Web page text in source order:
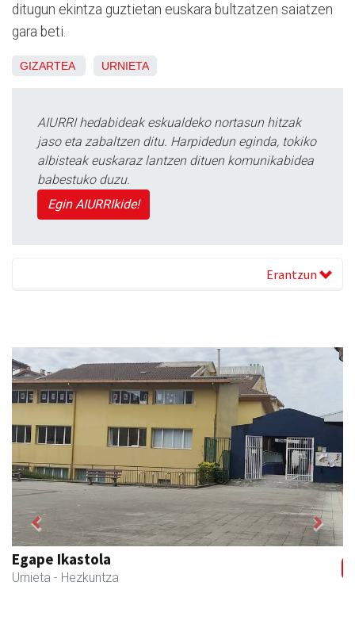
ditugun ekintza guztietan euskara bultzatzen saiatzen
gara beti.
GIZARTEA URNIETA
AIURRI hedabideak eskualdeko nortasun hitzak
jaso eta zabaltzen ditu. Harpidedun eginda, tokiko
albisteak euskaraz lantzen dituen komunikabidea
babestuko duzu.
Egin AIURRIkide!
Erantzun
Egape Ikastola
Urnieta - Hezkuntza
Previous Next